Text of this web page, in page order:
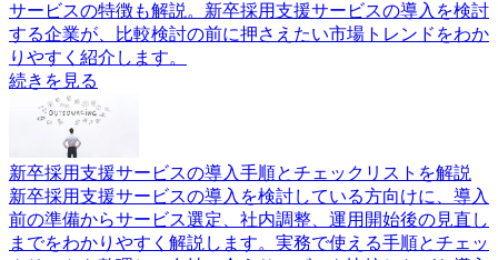
サービスの特徴も解説。新卒採用支援サービスの導入を検討
する企業が、比較検討の前に押さえたい市場トレンドをわか
りやすく紹介します。
続きを見る
新卒採用支援サービスの導入手順とチェックリストを解説
新卒採用支援サービスの導入を検討している方向けに、導入
前の準備からサービス選定、社内調整、運用開始後の見直し
までをわかりやすく解説します。実務で使える手順とチェッ